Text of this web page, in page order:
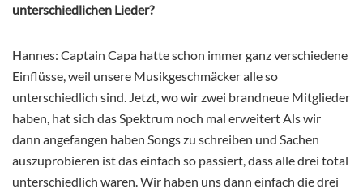
unterschiedlichen Lieder?
Hannes: Captain Capa hatte schon immer ganz verschiedene
Einflüsse, weil unsere Musikgeschmäcker alle so
unterschiedlich sind. Jetzt, wo wir zwei brandneue Mitglieder
haben, hat sich das Spektrum noch mal erweitert Als wir
dann angefangen haben Songs zu schreiben und Sachen
auszuprobieren ist das einfach so passiert, dass alle drei total
unterschiedlich waren. Wir haben uns dann einfach die drei